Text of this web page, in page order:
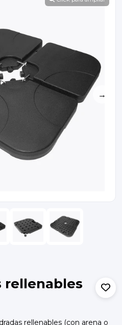
→
rellenables
rellenables (con arena o